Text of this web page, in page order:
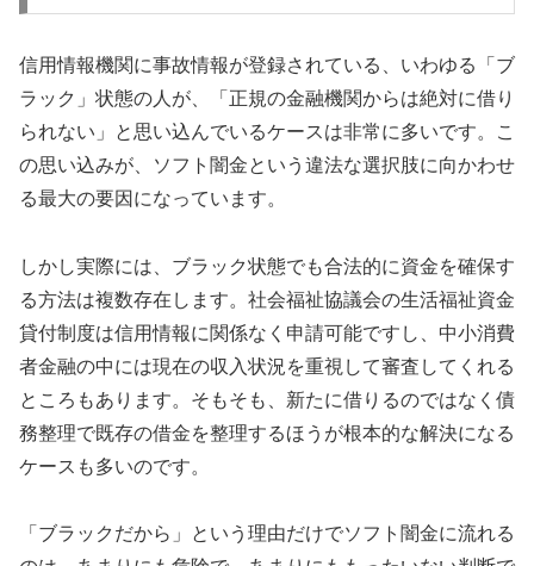
信用情報機関に事故情報が登録されている、いわゆる「ブ
ラック」状態の人が、「正規の金融機関からは絶対に借り
られない」と思い込んでいるケースは非常に多いです。こ
の思い込みが、ソフト闇金という違法な選択肢に向かわせ
る最大の要因になっています。
しかし実際には、ブラック状態でも合法的に資金を確保す
る方法は複数存在します。社会福祉協議会の生活福祉資金
貸付制度は信用情報に関係なく申請可能ですし、中小消費
者金融の中には現在の収入状況を重視して審査してくれる
ところもあります。そもそも、新たに借りるのではなく債
務整理で既存の借金を整理するほうが根本的な解決になる
ケースも多いのです。
「ブラックだから」という理由だけでソフト闇金に流れる